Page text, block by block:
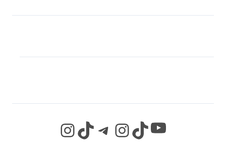
InstagramTikTok Telegram InstagramTikTok YouTube